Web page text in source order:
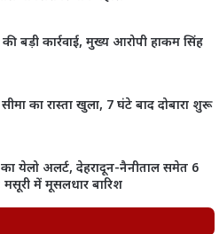
बड़ी कार्रवाई, मुख्य आरोपी हाकम सिंह
का रास्ता खुला, 7 घंटे बाद दोबारा शुरू
येलो अलर्ट, देहरादून-नैनीताल समेत 6
में मूसलधार बारिश